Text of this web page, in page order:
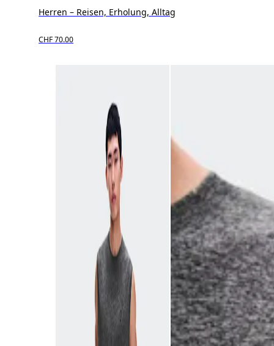
Herren – Reisen, Erholung, Alltag
CHF 70.00